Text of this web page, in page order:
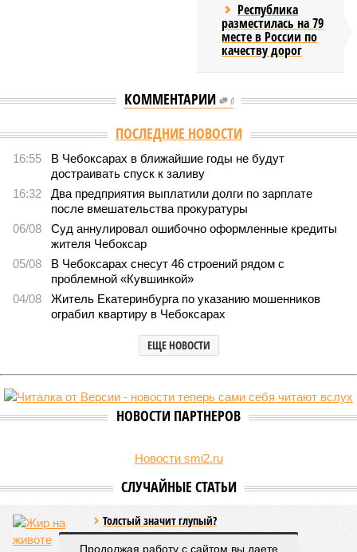
Республика
разместилась на 79
месте в России по
качеству дорог
КОММЕНТАРИИ 0
Версия //Общество //
В регионе учреждены удостоверения мастеров
В регионе учреждены удостоверения мастеров спорта по
борьбе керешу
Заткнуть за пояс
(фото: wikimedia commons/Ilsurikat)
В Чувашской Республике последовательно реализуются меры,
направленные на повышение статуса и институциональное
развитие национальной борьбы на поясах керешу.
дисциплины в качестве приоритетной, но также утвердили
ведомственных знаков отличия, закрепив
атрибутов на уровне правительства субъекта. Согласно
обнародованным материалам, введены удостоверения и
Продолжая работу с сайтом вы даете